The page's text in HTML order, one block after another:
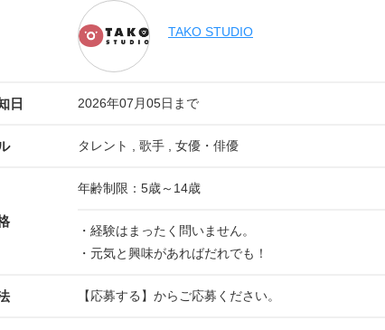
TAKO STUDIO
日 2026年07月05日まで
タレント , 歌手 , 女優・俳優
年齢制限：5歳～14歳
・経験はまったく問いません。
・元気と興味があればだれでも！
【応募する】からご応募ください。